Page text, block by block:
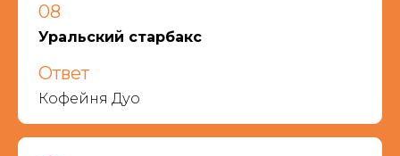
08
Уральский старбакс
Ответ
Кофейня Дуо